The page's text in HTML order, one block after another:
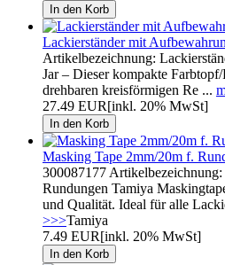
Lackierständer mit
Artikelbezeichnung:
Jar – Dieser kompakte
drehbaren kreisförmigen Re ...
27.49 EUR[inkl. 20% MwSt]
Masking Tape 2mm/20m f.
300087177
Rundungen Tamiya
und Qualität. Ideal für alle
>>>Tamiya
7.49 EUR[inkl. 20% MwSt]